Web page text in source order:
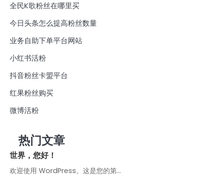
全民K歌粉丝在哪里买
今日头条怎么提高粉丝数量
业务自助下单平台网站
小红书活粉
抖音粉丝卡盟平台
红果粉丝购买
微博活粉
热门文章
世界，您好！
欢迎使用 WordPress。这是您的第…